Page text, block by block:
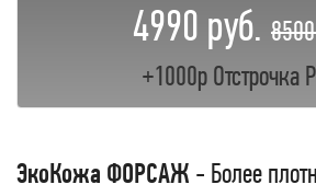
4990 руб.
+1000р Отстрочка
ЭкоКожа ФОРСАЖ - Более